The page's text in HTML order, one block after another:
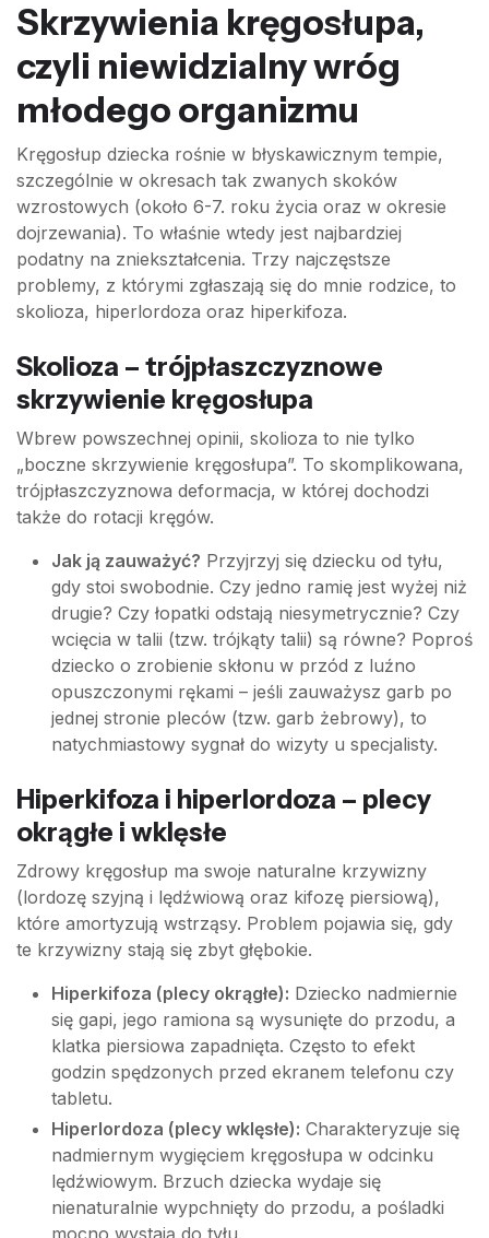
Skrzywienia kręgosłupa,
czyli niewidzialny wróg
młodego organizmu
Kręgosłup dziecka rośnie w błyskawicznym tempie,
szczególnie w okresach tak zwanych skoków
wzrostowych (około 6-7. roku życia oraz w okresie
dojrzewania). To właśnie wtedy jest najbardziej
podatny na zniekształcenia. Trzy najczęstsze
problemy, z którymi zgłaszają się do mnie rodzice, to
skolioza, hiperlordoza oraz hiperkifoza.
Skolioza – trójpłaszczyznowe
skrzywienie kręgosłupa
Wbrew powszechnej opinii, skolioza to nie tylko
„boczne skrzywienie kręgosłupa”. To skomplikowana,
trójpłaszczyznowa deformacja, w której dochodzi
także do rotacji kręgów.
Jak ją zauważyć? Przyjrzyj się dziecku od tyłu,
gdy stoi swobodnie. Czy jedno ramię jest wyżej niż
drugie? Czy łopatki odstają niesymetrycznie? Czy
wcięcia w talii (tzw. trójkąty talii) są równe? Poproś
dziecko o zrobienie skłonu w przód z luźno
opuszczonymi rękami – jeśli zauważysz garb po
jednej stronie pleców (tzw. garb żebrowy), to
natychmiastowy sygnał do wizyty u specjalisty.
Hiperkifoza i hiperlordoza – plecy
okrągłe i wklęsłe
Zdrowy kręgosłup ma swoje naturalne krzywizny
(lordozę szyjną i lędźwiową oraz kifozę piersiową),
które amortyzują wstrząsy. Problem pojawia się, gdy
te krzywizny stają się zbyt głębokie.
Hiperkifoza (plecy okrągłe): Dziecko nadmiernie
się gapi, jego ramiona są wysunięte do przodu, a
klatka piersiowa zapadnięta. Często to efekt
godzin spędzonych przed ekranem telefonu czy
tabletu.
Hiperlordoza (plecy wklęsłe): Charakteryzuje się
nadmiernym wygięciem kręgosłupa w odcinku
lędźwiowym. Brzuch dziecka wydaje się
nienaturalnie wypchnięty do przodu, a pośladki